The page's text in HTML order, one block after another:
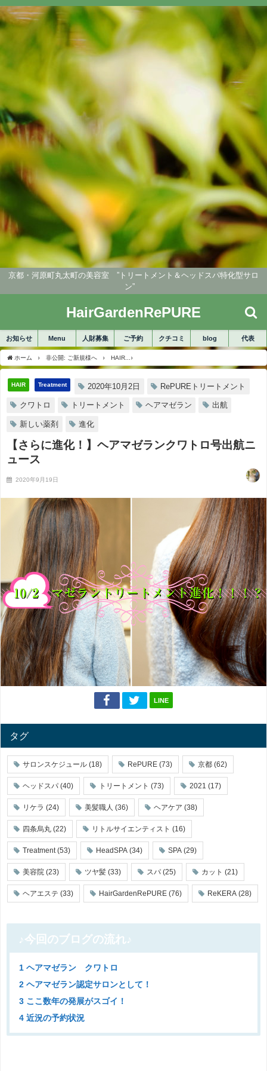
京都・河原町丸太町の美容室 ”トリートメント＆ヘッドスパ特化型サロ
ン”
HairGardenRePURE
お知らせ Menu 人財募集 ご予約 クチコミ blog 代表
ホーム 非公開: ご新規様へ HAIR
HAIR Treatment 2020年10月2日 RePUREトリートメント
クワトロ トリートメント ヘアマゼラン 出航
新しい薬剤 進化
【さらに進化！】ヘアマゼランクワトロ号出航ニ
ュース
2020年9月19日
LINE
タグ
サロンスケジュール (18) RePURE (73) 京都 (62)
ヘッドスパ (40) トリートメント (73) 2021 (17)
リケラ (24) 美髪職人 (36) ヘアケア (38)
四条烏丸 (22) リトルサイエンティスト (16)
Treatment (53) HeadSPA (34) SPA (29)
美容院 (23) ツヤ髪 (33) スパ (25) カット (21)
ヘアエステ (33) HairGardenRePURE (76) ReKERA (28)
♪今回のブログの流れ♪
1 ヘアマゼラン クワトロ
2 ヘアマゼラン認定サロンとして！
3 ここ数年の発展がスゴイ！
4 近況の予約状況